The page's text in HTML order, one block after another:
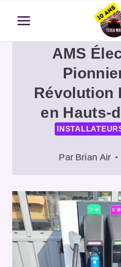
contenu
AMS
Révolution
en Hauts-
Par Brian Air